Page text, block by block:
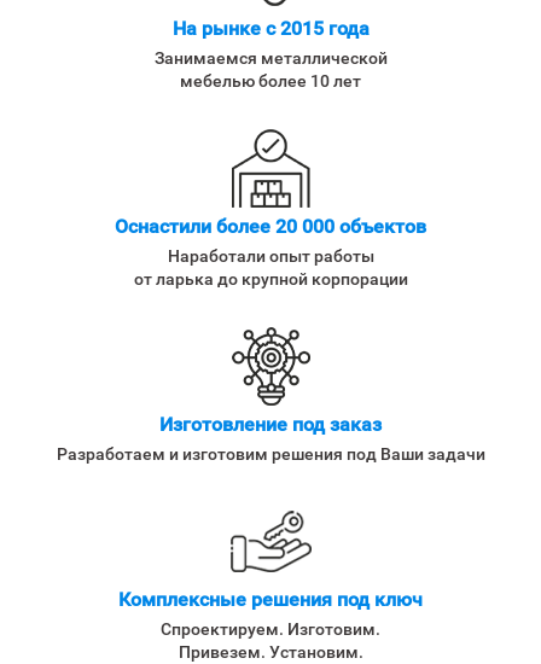
На рынке с 2015 года
Занимаемся металлической
мебелью более 10 лет
Оснастили более 20 000 объектов
Наработали опыт работы
от ларька до крупной корпорации
Изготовление под заказ
Разработаем и изготовим решения под Ваши задачи
Комплексные решения под ключ
Спроектируем. Изготовим.
Привезем. Установим.